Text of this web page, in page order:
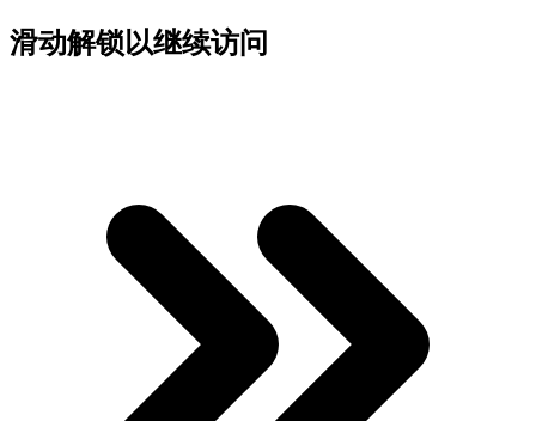
滑动解锁以继续访问